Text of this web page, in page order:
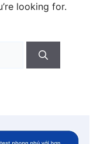
looking for.